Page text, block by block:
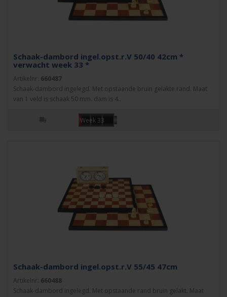
Schaak-dambord ingel.opst.r.V 50/40 42cm *
verwacht week 33 *
Artikelnr: 660487
Schaak-dambord ingelegd. Met opstaande bruin gelakte rand. Maat
van 1 veld is schaak 50 mm. dam is 4..
Week 33
Schaak-dambord ingel.opst.r.V 55/45 47cm
Artikelnr: 660488
Schaak-dambord ingelegd. Met opstaande rand bruin gelakt. Maat